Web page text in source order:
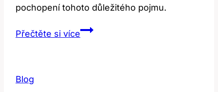
pochopení tohoto důležitého pojmu.
Přečtěte si víceAssignee:
Blog